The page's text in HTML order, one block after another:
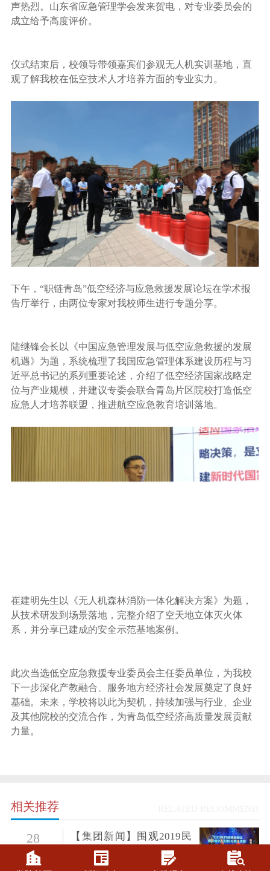
声热烈。山东省应急管理学会发来贺电，对专业委员会的
成立给予高度评价。
仪式结束后，校领导带领嘉宾们参观无人机实训基地，直
观了解我校在低空技术人才培养方面的专业实力。
下午，“职链青岛”低空经济与应急救援发展论坛在学术报
告厅举行，由两位专家对我校师生进行专题分享。
陆继锋会长以《中国应急管理发展与低空应急救援的发展
机遇》为题，系统梳理了我国应急管理体系建设历程与习
近平总书记的系列重要论述，介绍了低空经济国家战略定
位与产业规模，并建议专委会联合青岛片区院校打造低空
应急人才培养联盟，推进航空应急教育培训落地。
崔建明先生以《无人机森林消防一体化解决方案》为题，
从技术研发到场景落地，完整介绍了空天地立体灭火体
系，并分享已建成的安全示范基地案例。
此次当选低空应急救援专业委员会主任委员单位，为我校
下一步深化产教融合、服务地方经济社会发展奠定了良好
基础。未来，学校将以此为契机，持续加强与行业、企业
及其他院校的交流合作，为青岛低空经济高质量发展贡献
力量。
相关推荐
28
2019-10
【集团新闻】围观2019民
航西南地区客舱乘务员技
能大赛，西航学子受益匪
   